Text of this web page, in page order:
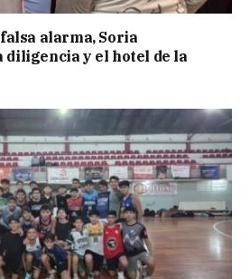
alarma, Soria
diligencia y el hotel de la